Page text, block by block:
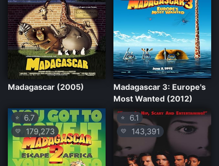
Madagascar (2005)
Madagascar 3: Europe's
Most Wanted (2012)
⭐ 6.7
💛 179,273
⭐ 6.1
💛 143,391